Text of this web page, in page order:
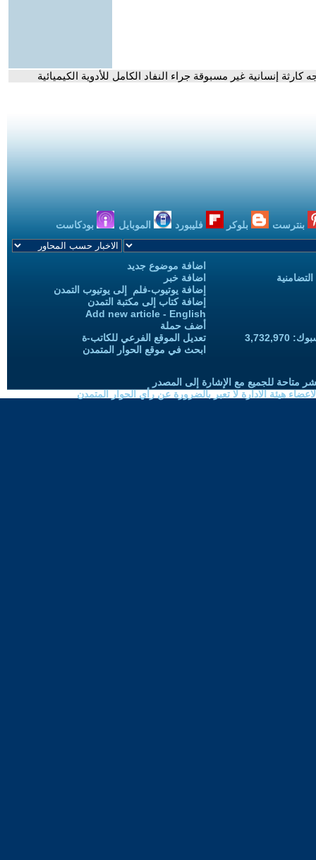
إنسانية غير مسبوقة جراء النفاد الكامل للأدوية الكيميائية
بنترست بلوكر فليبورد الموبايل بودكاست
اضافة موضوع جديد
اضافة خبر
إضافة يوتيوب-فلم إلى يوتيوب التمدن
إضافة كتاب إلى مكتبة التمدن
Add new article - English
أضف حملة
تعديل الموقع الفرعي للكاتب-ة
ابحث في موقع الحوار المتمدن
متاحة للجميع مع الإشارة إلى المصدر
هيئة الادارة لا تعبر بالضرورة عن رأي الحوار المتمدن